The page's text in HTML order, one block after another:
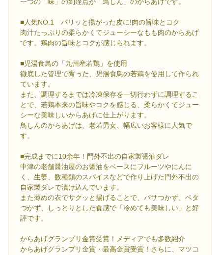
■人気NO.1 パリッと揚がった皮に!肉の旨味とコク
肉汁たっぷりの柔らかくてジューシーなもも肉のからあげ
です。鶏肉の旨味とコクが感じられます。
■児湯食鳥の「九州産若鶏」を使用
徹底した管理で育った、児湯食鳥の若鶏を使用して作られ
ています。
また、調理するまでは冷凍保存を一切行わずに調理するこ
とで、若鶏本来の旨味やコクを感じる、柔らかくてジュー
シーな美味しいからあげに仕上がります。
鳥しんのからあげは、老若男女、幅広いお客様に人気で
す。
■完成までに10余年！門外不出の自家製醤油ダレ
中津の老舗醤油屋のお醤油をベースにフルーツやにんに
く、生姜、数種類のスパイスなどで作り上げた門外不出の
自家製ダレで漬け込んでいます。
また薄めの衣でサクッと揚げることで、パサつかず、ベタ
つかず、しっとりとした食感で「冷めても美味しい」と好
評です。
からあげグランプリ金賞受賞！メディアでも多数紹介
からあげグランプリ金賞・最高金賞受賞！さらに、マツコ